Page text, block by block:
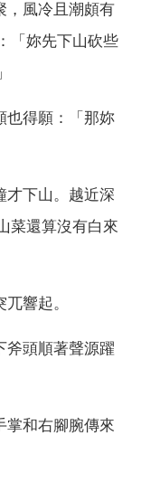
風冷且潮頗有
「妳先下山砍些
得願：「那妳
下山。越近深
菜還算沒有白來
響起。
頭順著聲源躍
和右腳腕傳來